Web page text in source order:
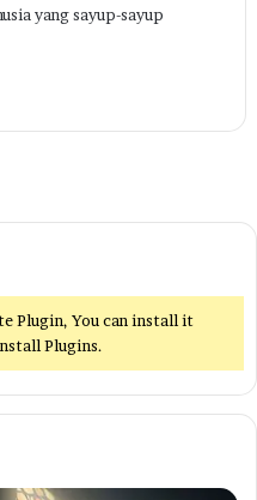
yang sayup-sayup
Plugin, You can install it
Plugins.